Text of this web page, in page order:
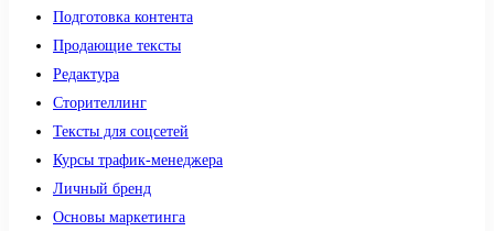
Подготовка контента
Продающие тексты
Редактура
Сторителлинг
Тексты для соцсетей
Курсы трафик-менеджера
Личный бренд
Основы маркетинга